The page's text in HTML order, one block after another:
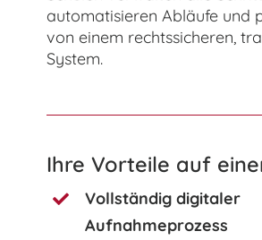
automatisieren Abläufe und
von einem rechtssicheren,
System.
Ihre Vorteile auf
Vollständig digitaler
Aufnahmeprozess